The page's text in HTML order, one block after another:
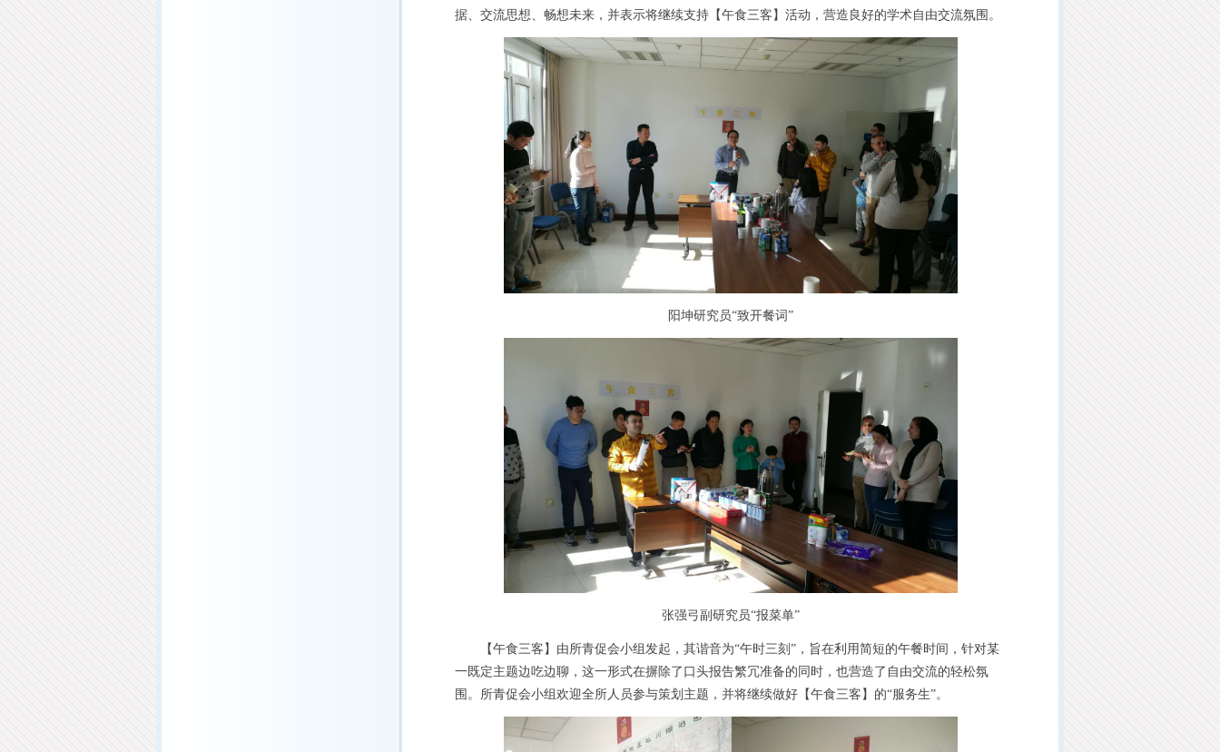
据、交流思想、畅想未来，并表示将继续支持【午食三客】活动，营造良好的学术自由交流氛围。
阳坤研究员“致开餐词”
张强弓副研究员“报菜单”
【午食三客】由所青促会小组发起，其谐音为“午时三刻”，旨在利用简短的午餐时间，针对某
一既定主题边吃边聊，这一形式在摒除了口头报告繁冗准备的同时，也营造了自由交流的轻松氛
围。所青促会小组欢迎全所人员参与策划主题，并将继续做好【午食三客】的“服务生”。